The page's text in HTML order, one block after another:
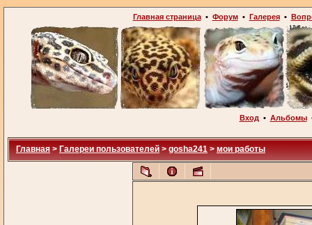
Главная страница• Форум• Галерея•
Вход • Альбомы
Главная > Галереи пользователей > gosha241 > мои работы